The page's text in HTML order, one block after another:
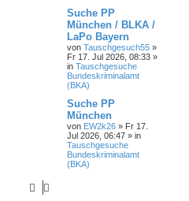
Suche PP
München / BLKA /
LaPo Bayern
von Tauschgesuch55 »
Fr 17. Jul 2026, 08:33 »
in Tauschgesuche
Bundeskriminalamt
(BKA)
Suche PP
München
von EW2k26 » Fr 17.
Jul 2026, 06:47 » in
Tauschgesuche
Bundeskriminalamt
(BKA)